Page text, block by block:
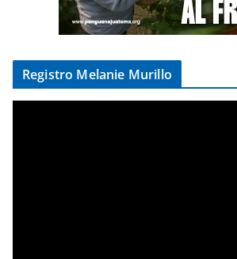
Registro Melanie Murillo